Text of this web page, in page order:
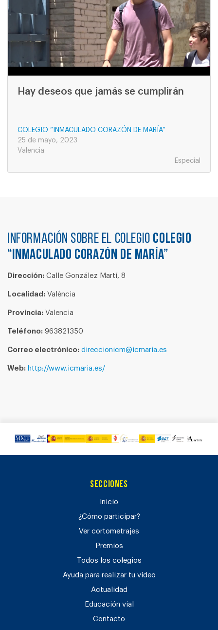
Hay deseos que jamás se cumplirán
COLEGIO “INMACULADO CORAZÓN DE MARÍA”
25 de mayo, 2023
Valencia
Especial
Información sobre el colegio COLEGIO
“INMACULADO CORAZÓN DE MARÍA”
Dirección: Calle González Martí, 8
Localidad: València
Provincia: Valencia
Teléfono: 963821350
Correo electrónico: direccionicm@icmaria.es
Web: http://www.icmaria.es/
Secciones
Inicio
¿Cómo participar?
Ver cortometrajes
Premios
Todos los colegios
Ayuda para realizar tu vídeo
Actualidad
Educación vial
Contacto